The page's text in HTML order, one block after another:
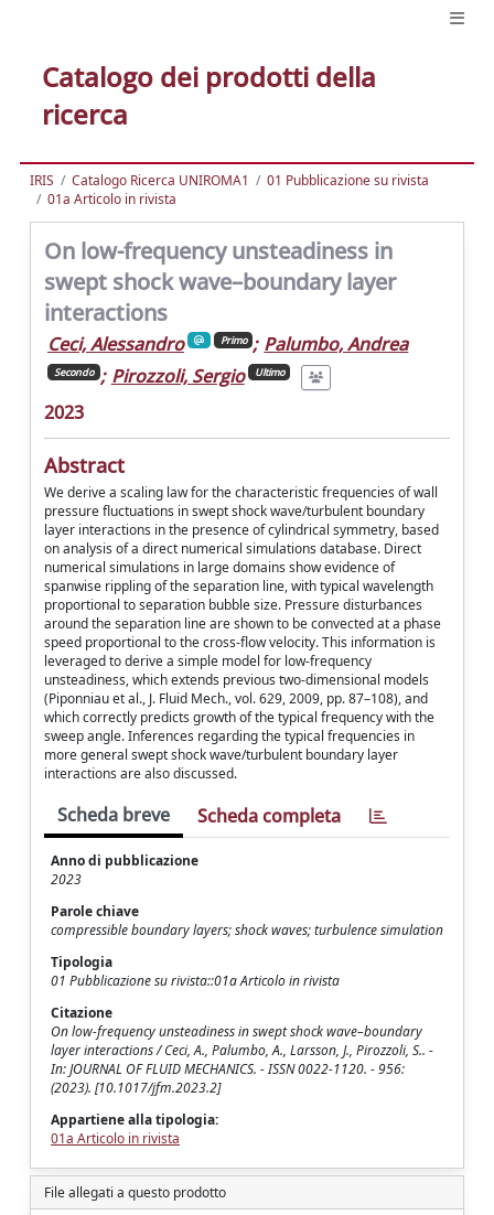
Catalogo dei prodotti della
ricerca
IRIS Catalogo Ricerca UNIROMA1
01 Pubblicazione su rivista
01a Articolo in rivista
On low-frequency unsteadiness in
swept shock wave–boundary layer
interactions
Ceci, Alessandro Primo ; Palumbo, Andrea
Secondo ; Pirozzoli, Sergio Ultimo
2023
Abstract
We derive a scaling law for the characteristic frequencies of wall
pressure fluctuations in swept shock wave/turbulent boundary
layer interactions in the presence of cylindrical symmetry, based
on analysis of a direct numerical simulations database. Direct
numerical simulations in large domains show evidence of
spanwise rippling of the separation line, with typical wavelength
proportional to separation bubble size. Pressure disturbances
around the separation line are shown to be convected at a phase
speed proportional to the cross-flow velocity. This information is
leveraged to derive a simple model for low-frequency
unsteadiness, which extends previous two-dimensional models
(Piponniau et al., J. Fluid Mech., vol. 629, 2009, pp. 87–108), and
which correctly predicts growth of the typical frequency with the
sweep angle. Inferences regarding the typical frequencies in
more general swept shock wave/turbulent boundary layer
interactions are also discussed.
Scheda breve Scheda completa
Anno di pubblicazione
2023
Parole chiave
compressible boundary layers; shock waves; turbulence simulation
Tipologia
01 Pubblicazione su rivista::01a Articolo in rivista
Citazione
On low-frequency unsteadiness in swept shock wave–boundary
layer interactions / Ceci, A., Palumbo, A., Larsson, J., Pirozzoli, S.. -
In: JOURNAL OF FLUID MECHANICS. - ISSN 0022-1120. - 956:
(2023). [10.1017/jfm.2023.2]
Appartiene alla tipologia:
01a Articolo in rivista
File allegati a questo prodotto